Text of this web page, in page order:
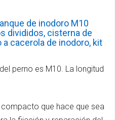
de inodoro M10
divididos, cisterna de
cacerola de inodoro, kit
perno es M10. La longitud
que hace que sea